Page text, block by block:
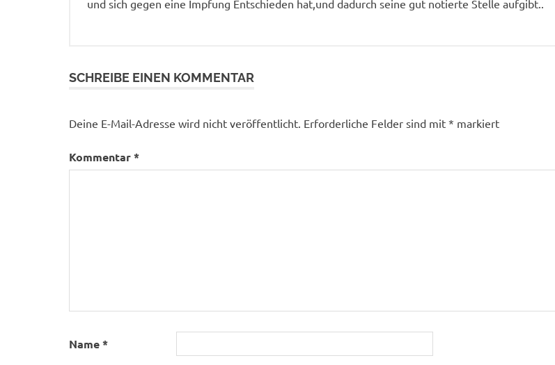
und sich gegen eine Impfung Entschieden hat,und dadurch seine gut notierte Stelle aufgibt..
SCHREIBE EINEN KOMMENTAR
Deine E-Mail-Adresse wird nicht veröffentlicht. Erforderliche Felder sind mit* markiert
Kommentar*
Name*